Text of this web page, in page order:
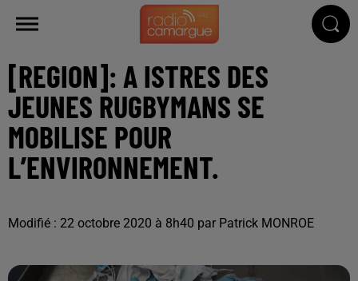
[REGION]: A ISTRES DES
JEUNES RUGBYMANS SE
MOBILISE POUR
L’ENVIRONNEMENT.
Modifié : 22 octobre 2020 à 8h40 par Patrick MONROE